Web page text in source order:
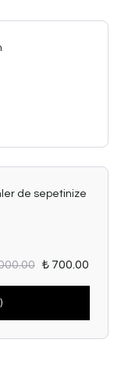
de sepetinize
₺ 700.00